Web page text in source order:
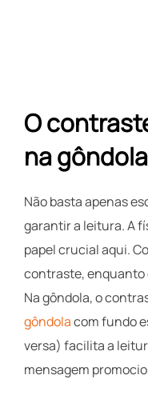
O
na gôndola
Não basta apenas
garantir a leitura. A
papel crucial aqui.
contraste, enquanto
Na gôndola, o
gôndolacom fundo
versa) facilita a
mensagem